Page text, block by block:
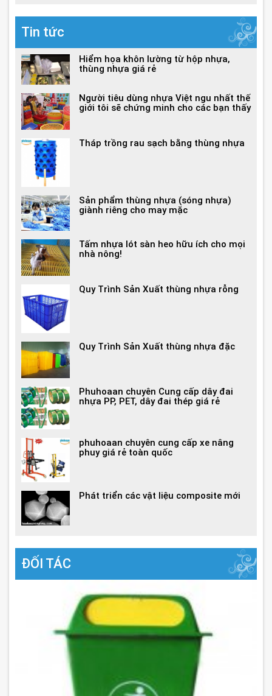
Tin tức
Hiểm họa khôn lường từ hộp nhựa,
thùng nhựa giá rẻ
Người tiêu dùng nhựa Việt ngu nhất thế
giới tôi sẽ chứng minh cho các bạn thấy
Tháp trồng rau sạch bằng thùng nhựa
Sản phẩm thùng nhựa (sóng nhựa)
giành riêng cho may mặc
Tấm nhựa lót sàn heo hữu ích cho mọi
nhà nông!
Quy Trình Sản Xuất thùng nhựa rỗng
Quy Trình Sản Xuất thùng nhựa đặc
Phuhoaan chuyên Cung cấp dây đai
nhựa PP, PET, dây đai thép giá rẻ
phuhoaan chuyên cung cấp xe nâng
phuy giá rẻ toàn quốc
Phát triển các vật liệu composite mới
ĐỐI TÁC